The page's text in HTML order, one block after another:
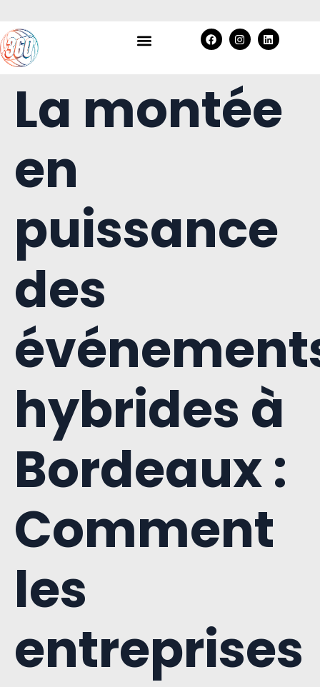
La montée
en
puissance
des
hybrides à
Bordeaux :
Comment
les
entreprises